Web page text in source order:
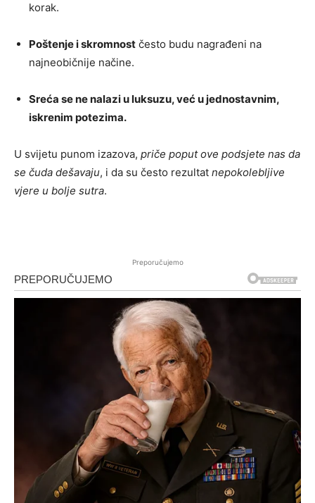
korak.
Poštenje i skromnost često budu nagrađeni na
najneobičnije načine.
Sreća se ne nalazi u luksuzu, već u jednostavnim,
iskrenim potezima.
U svijetu punom izazova, priče poput ove podsjete nas da
se čuda dešavaju, i da su često rezultat nepokolebljive
vjere u bolje sutra.
Preporučujemo